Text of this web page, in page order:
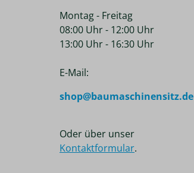
Montag - Freitag
08:00 Uhr - 12:00 Uhr
13:00 Uhr - 16:30 Uhr
E-Mail:
shop@baumaschinensitz.de
Oder über unser
Kontaktformular.